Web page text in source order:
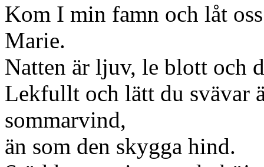
Kom I min famn och låt
Marie.
Natten är ljuv, le blott och
Lekfullt och lätt du svävar
sommarvind,
än som den skygga hind.